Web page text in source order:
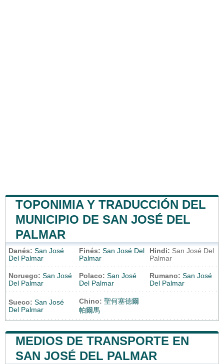
TOPONIMIA Y TRADUCCIÓN DEL
MUNICIPIO DE SAN JOSÉ DEL
PALMAR
Danés: San José
Del Palmar
Finés: San José Del
Palmar
Hindi: San José Del
Palmar
Noruego: San José
Del Palmar
Polaco: San José
Del Palmar
Rumano: San José
Del Palmar
Sueco: San José
Del Palmar
Chino: 聖何塞德爾
帕爾馬
MEDIOS DE TRANSPORTE EN
SAN JOSÉ DEL PALMAR